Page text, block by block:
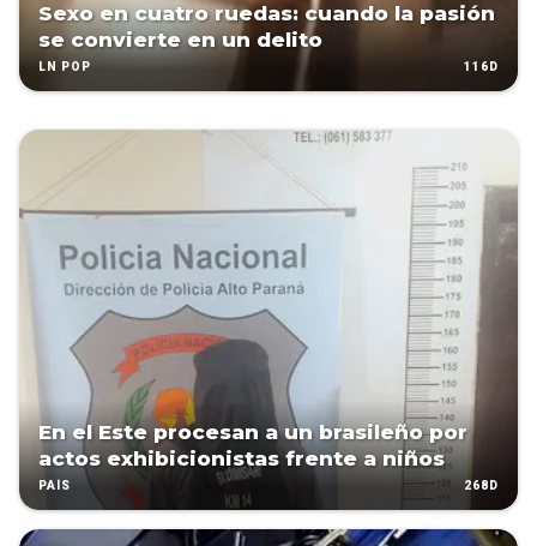
Sexo en cuatro ruedas: cuando la pasión
se convierte en un delito
LN POP 116D
En el Este procesan a un brasileño por
actos exhibicionistas frente a niños
PAÍS 268D